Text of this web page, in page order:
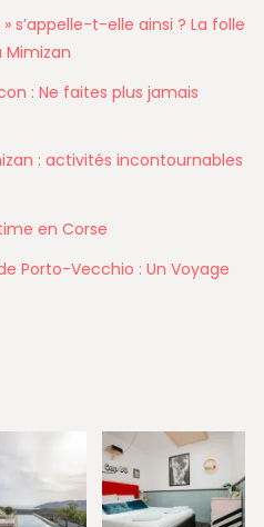
s’appelle-t-elle ainsi ? La folle
Mimizan
: Ne faites plus jamais
: activités incontournables
en Corse
Porto-Vecchio : Un Voyage